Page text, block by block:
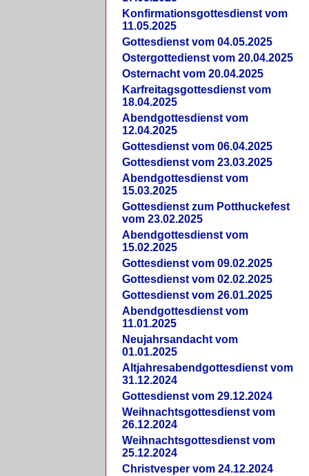
Konfirmationsgottesdienst vom
11.05.2025
Gottesdienst vom 04.05.2025
Ostergottedienst vom 20.04.2025
Osternacht vom 20.04.2025
Karfreitagsgottesdienst vom
18.04.2025
Abendgottesdienst vom
12.04.2025
Gottesdienst vom 06.04.2025
Gottesdienst vom 23.03.2025
Abendgottesdienst vom
15.03.2025
Gottesdienst zum Potthuckefest
vom 23.02.2025
Abendgottesdienst vom
15.02.2025
Gottesdienst vom 09.02.2025
Gottesdienst vom 02.02.2025
Gottesdienst vom 26.01.2025
Abendgottesdienst vom
11.01.2025
Neujahrsandacht vom
01.01.2025
Altjahresabendgottesdienst vom
31.12.2024
Gottesdienst vom 29.12.2024
Weihnachtsgottesdienst vom
26.12.2024
Weihnachtsgottesdienst vom
25.12.2024
Christvesper vom 24.12.2024